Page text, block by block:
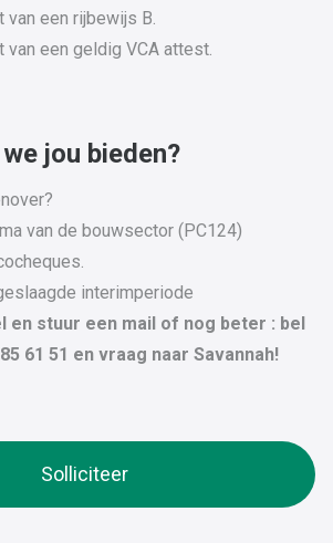
een rijbewijs B.
een geldig VCA attest.
jou bieden?
van de bouwsector (PC124)
interimperiode
en stuur een mail of nog beter : bel
61 51 en vraag naar Savannah!
Solliciteer